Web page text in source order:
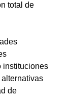
total de
instituciones
de